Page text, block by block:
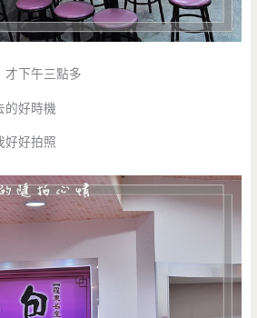
才下午三點多
的好時機
好好拍照